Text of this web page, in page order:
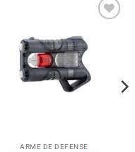
à la liste
ARME DE DEFENSE